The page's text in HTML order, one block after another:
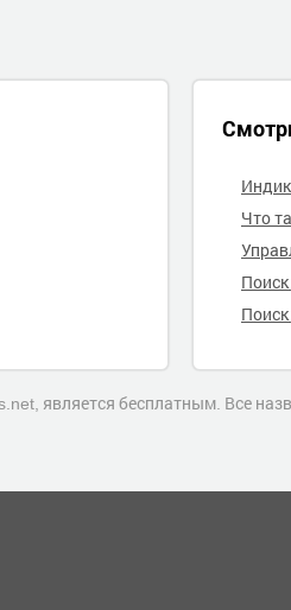
Что
является бесплатным. Все